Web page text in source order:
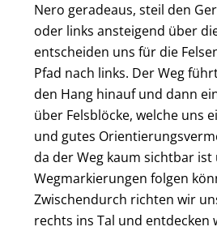
Nero geradeaus, steil den
oder links ansteigend über
entscheiden uns für die
Pfad nach links. Der Weg
den Hang hinauf und dann
über Felsblöcke, welche uns
und gutes
da der Weg kaum sichtbar
Wegmarkierungen folgen
Zwischendurch richten wir
rechts ins Tal und entdecken